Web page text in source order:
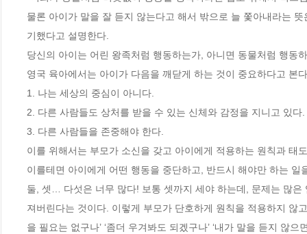
물론 아이가 말을 잘 듣지 않는다고 해서 밖으로 늘 쫓아내라는
기했다고 설명한다.
당신의 아이는 어린 왕족처럼 행동하는가, 아니면 동물처럼 행동
영국 육아에서는 아이가 다음을 깨닫게 하는 것이 중요하다고 본
1. 나는 세상의 중심이 아니다.
2. 다른 사람들도 상처를 받을 수 있는 신체와 감정을 지니고 있다.
3. 다른 사람들을 존중해야 한다.
이를 위해서는 부모가 소신을 갖고 아이에게 적용하는 원칙과 태
이를테면 아이에게 어떤 행동을 중단하고, 반드시 해야만 하는
둘, 셋… 다섯은 너무 많다! 보통 셋까지 세야 하는데, 문제는 많
져버린다는 것이다. 이렇게 부모가 단호하게 원칙을 적용하지 않
을 필요는 없구나’ ‘좀더 우겨봐도 되겠구나’ ‘내가 말을 듣지 않